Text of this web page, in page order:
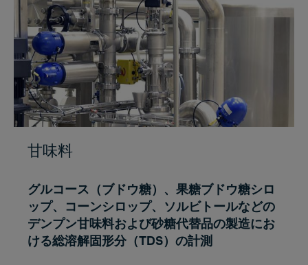
甘味料
グルコース（ブドウ糖）、果糖ブドウ糖シロ
ップ、コーンシロップ、ソルビトールなどの
デンプン甘味料および砂糖代替品の製造にお
ける総溶解固形分（TDS）の計測